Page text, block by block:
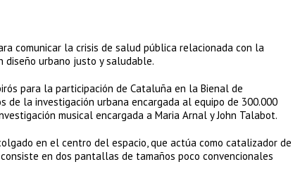
comunicar la crisis de salud pública relacionada con la
diseño urbano justo y saludable.
para la participación de Cataluña en la Bienal de
la investigación urbana encargada al equipo de 300.000
musical encargada a Maria Arnal y John Talabot.
en el centro del espacio, que actúa como catalizador de
en dos pantallas de tamaños poco convencionales